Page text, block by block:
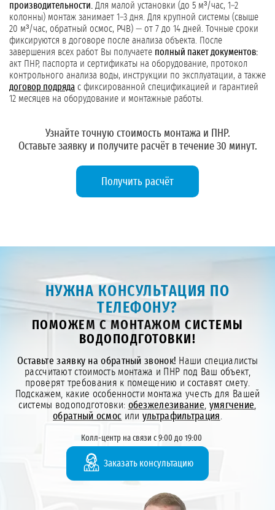
производительности. Для малой установки (до 5 м³/час, 1–2
колонны) монтаж занимает 1–3 дня. Для крупной системы (свыше
20 м³/час, обратный осмос, РЧВ) — от 7 до 14 дней. Точные сроки
фиксируются в договоре после анализа объекта. После
завершения всех работ Вы получаете полный пакет документов:
акт ПНР, паспорта и сертификаты на оборудование, протокол
контрольного анализа воды, инструкции по эксплуатации, а также
договор подряда с фиксированной спецификацией и гарантией
12 месяцев на оборудование и монтажные работы.
Узнайте точную стоимость монтажа и ПНР.
Оставьте заявку и получите расчёт в течение 30 минут.
Получить расчёт
НУЖНА КОНСУЛЬТАЦИЯ ПО
ТЕЛЕФОНУ?
ПОМОЖЕМ С МОНТАЖОМ СИСТЕМЫ
ВОДОПОДГОТОВКИ!
Оставьте заявку на обратный звонок! Наши специалисты
рассчитают стоимость монтажа и ПНР под Ваш объект,
проверят требования к помещению и составят смету.
Подскажем, какие особенности монтажа учесть для Вашей
системы водоподготовки: обезжелезивание умягчение
обратный осмос или ультрафильтрация
Колл-центр на связи с 9:00 до 19:00
Заказать консультацию